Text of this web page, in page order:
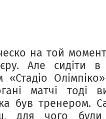
на той момент
Але сидіти в
«Стадіо
матчі тоді
був тренером.
для чого були